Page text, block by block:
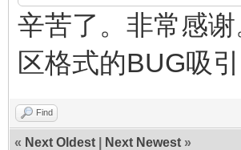
辛苦了。非常感
区格式的BUG吸
Find
« Next Oldest Next Newest »